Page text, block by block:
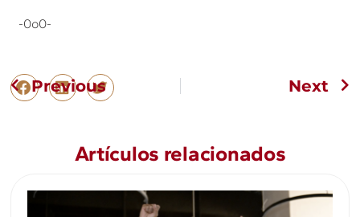
-0o0-
Previous Next
Artículos relacionados